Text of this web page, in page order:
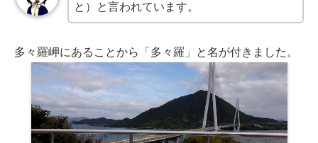
と）と言われています。
多々羅岬にあることから「多々羅」と名が付きました。